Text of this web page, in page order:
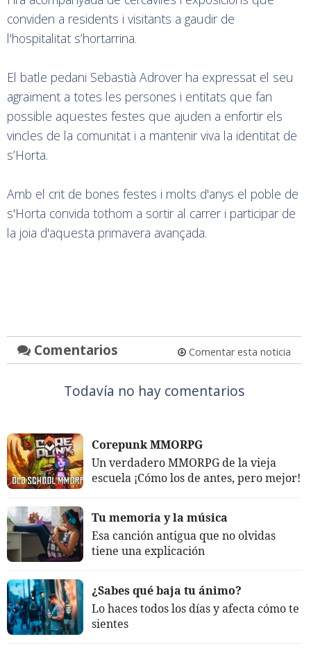
conviden a residents i visitants a gaudir de
l'hospitalitat s’hortarrina.
El batle pedani Sebastià Adrover ha expressat el seu
agraïment a totes les persones i entitats que fan
possible aquestes festes que ajuden a enfortir els
vincles de la comunitat i a mantenir viva la identitat de
s’Horta.
Amb el crit de bones festes i molts d'anys el poble de
s'Horta convida tothom a sortir al carrer i participar de
la joia d'aquesta primavera avançada.
Comentarios Comentar esta noticia
Todavía no hay comentarios
Corepunk MMORPG
Un verdadero MMORPG de la vieja
escuela ¡Cómo los de antes, pero mejor!
Tu memoria y la música
Esa canción antigua que no olvidas
tiene una explicación
¿Sabes qué baja tu ánimo?
Lo haces todos los días y afecta cómo te
sientes